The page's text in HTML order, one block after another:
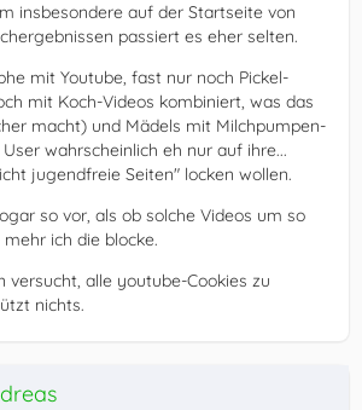
insbesondere auf der Startseite von
passiert es eher selten.
mit Youtube, fast nur noch Pickel-
mit Koch-Videos kombiniert, was das
macht) und Mädels mit Milchpumpen-
wahrscheinlich eh nur auf ihre...
jugendfreie Seiten" locken wollen.
so vor, als ob solche Videos um so
ich die blocke.
versucht, alle youtube-Cookies zu
nichts.